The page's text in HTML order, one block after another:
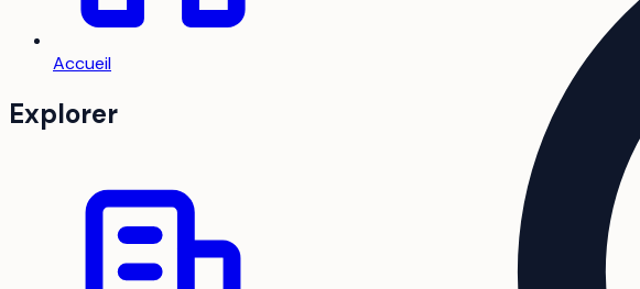
Accueil
Explorer